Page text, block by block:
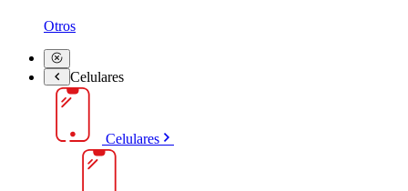
Otros
Celulares
Celulares